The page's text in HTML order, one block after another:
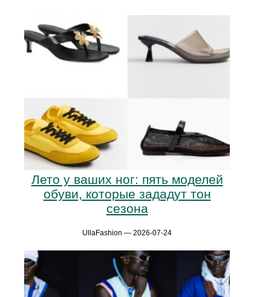
Лето у ваших ног: пять моделей
обуви, которые зададут тон
сезона
UllaFashion — 2026-07-24